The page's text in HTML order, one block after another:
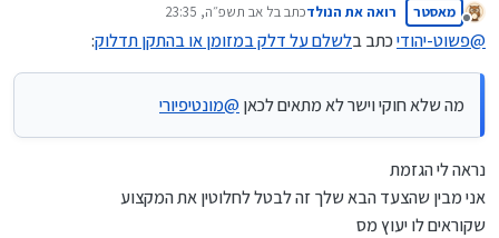
@ פשוט-יהודילא עשיתי סקר שוק
לי יש חברת דלקומט
מפתח_בינה
יש קומבינה פשוטה עם אחד מכרטיסי האשראי
לקבל התקנה בחינם וללא עלות חודשית
מנותק
מאסטר רואה את הנולדכתב בל אב תשפ״ה, 23:35
נערך לאחרונה על ידי
@פשוט-יהודיכתב בלשלם על דלק במזומן או בהתקן תדלוק:
מה שלא חוקי וישר לא מתאים לכאן@מונטיפיורי
נראה לי הגזמת
אני מבין שהצעד הבא שלך זה לבטל לחלוטין את המקצוע
שקוראים לו יעוץ מס